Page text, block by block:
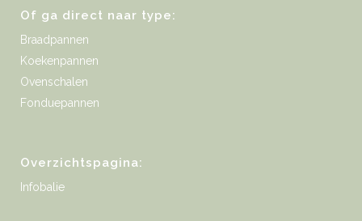
Of ga direct naar type:
Braadpannen
Koekenpannen
Ovenschalen
Fonduepannen
Overzichtspagina:
Infobalie